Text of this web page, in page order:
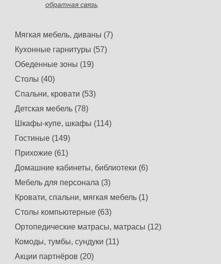
обратная связь
Мягкая мебель, диваны (7)
Кухонные гарнитуры (57)
Обеденные зоны (19)
Столы (40)
Спальни, кровати (53)
Детская мебель (78)
Шкафы-купе, шкафы (114)
Гостиные (149)
Прихожие (61)
Домашние кабинеты, библиотеки (6)
Мебель для персонала (3)
Кровати, спальни, мягкая мебель (1)
Столы компьютерные (63)
Ортопедические матрасы, матрасы (12)
Комоды, тумбы, сундуки (11)
Акции партнёров (20)